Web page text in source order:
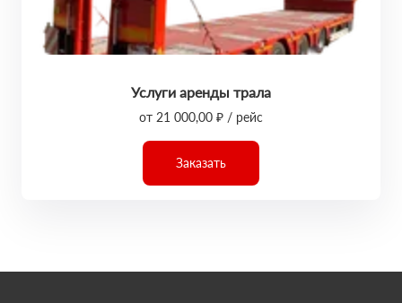
Услуги аренды трала
от 21 000,00 ₽ / рейс
Заказать